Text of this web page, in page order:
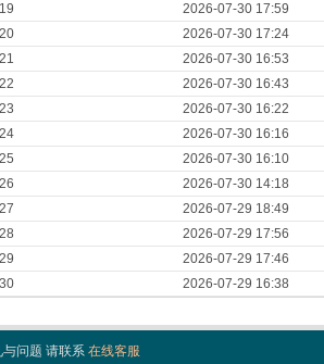
19
2026-07-30 17:59
20
2026-07-30 17:24
21
2026-07-30 16:53
22
2026-07-30 16:43
23
2026-07-30 16:22
24
2026-07-30 16:16
25
2026-07-30 16:10
26
2026-07-30 14:18
27
2026-07-29 18:49
28
2026-07-29 17:56
29
2026-07-29 17:46
30
2026-07-29 16:38
问题 请联系 在线客服